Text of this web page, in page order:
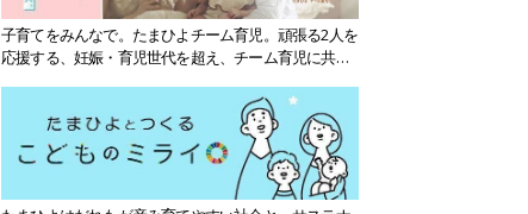
子育てをみんなで。たまひよチーム育児。頑張る2人を
応援する、妊娠・育児世代を超え、チーム育児に共感